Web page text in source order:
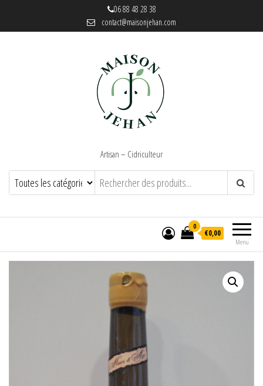
06 88 48 28 38
contact@maisonjehan.com
Artisan – Cidriculteur
Menu
0
€0,00